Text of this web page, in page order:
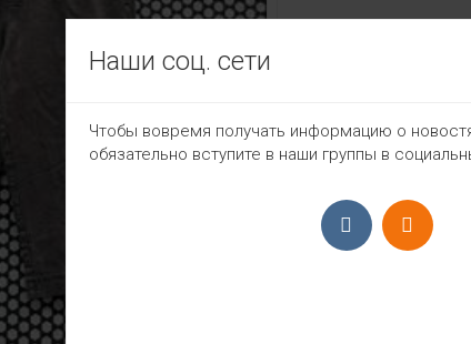
665₽
ПРИЁМ ЗАКАЗОВ
Наши соц. сети
Чтобы вовремя получать информацию о
обязательно вступите в наши группы в